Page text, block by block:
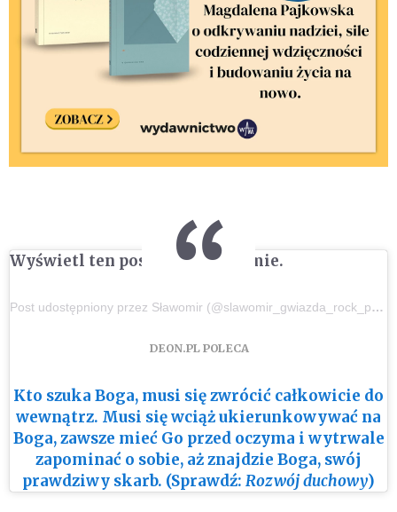
Wyświetl ten post na Instagramie.
Post udostępniony przez Sławomir (@slawomir_gwiazda_rock_polo)
DEON.PL POLECA
Kto szuka Boga, musi się zwrócić całkowicie do
wewnątrz. Musi się wciąż ukierunkowywać na
Boga, zawsze mieć Go przed oczyma i wytrwale
zapominać o sobie, aż znajdzie Boga, swój
prawdziwy skarb. (Sprawdź: Rozwój duchowy)